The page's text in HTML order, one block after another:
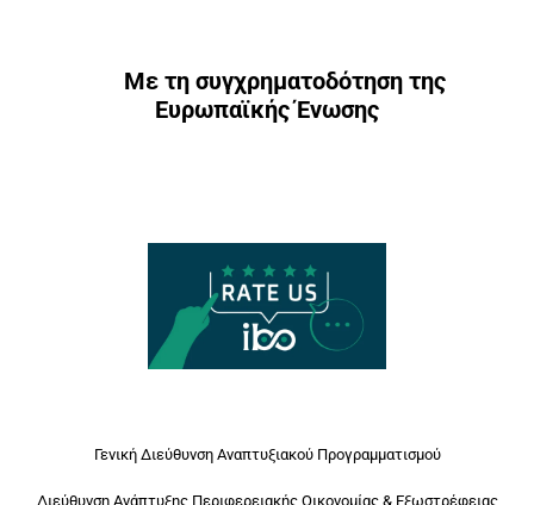
Με τη συγχρηματοδότηση της
Ευρωπαϊκής Ένωσης
Γενική Διεύθυνση Αναπτυξιακού Προγραμματισμού
Διεύθυνση Ανάπτυξης Περιφερειακής Οικονομίας & Εξωστρέφειας